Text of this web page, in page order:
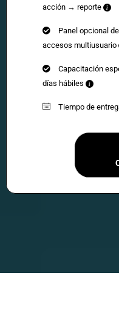
acción → reporte
Panel opcional
accesos multiusuario
Capacitación
días hábiles
Tiempo de